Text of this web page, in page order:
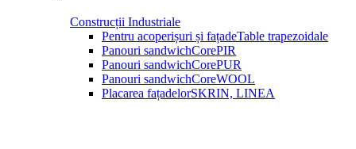
Construcții Industriale
Pentru acoperișuri și fațadeTable trapezoidale
Panouri sandwichCorePIR
Panouri sandwichCorePUR
Panouri sandwichCoreWOOL
Placarea fațadelorSKRIN, LINEA